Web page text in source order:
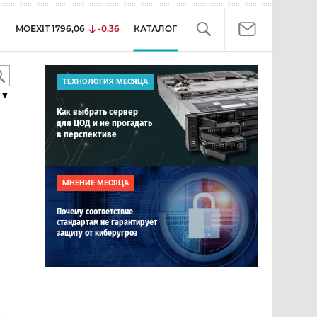
MOEXIT 1796,06 -0,36 КАТАЛОГ
ТЕХНОЛОГИЯ МЕСЯЦА
Как выбрать сервер
для ЦОД и не прогадать
в перспективе
МНЕНИЕ МЕСЯЦА
Почему соответствие
стандартам не гарантирует
защиту от киберугроз